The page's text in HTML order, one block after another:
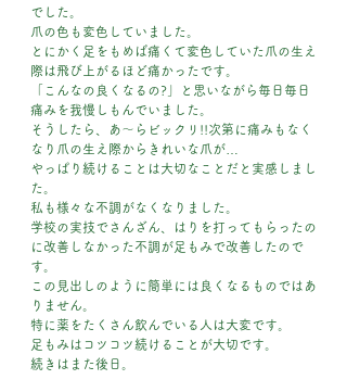
でした。
爪の色も変色していました。
とにかく足をもめば痛くて変色していた爪の生え
際は飛び上がるほど痛かったです。
「こんなの良くなるの?」と思いながら毎日毎日
痛みを我慢しもんでいました。
そうしたら、あ～らビックリ!!次第に痛みもなく
なり爪の生え際からきれいな爪が…
やっぱり続けることは大切なことだと実感しまし
た。
私も様々な不調がなくなりました。
学校の実技でさんざん、はりを打ってもらったの
に改善しなかった不調が足もみで改善したので
す。
この見出しのように簡単には良くなるものではあ
りません。
特に薬をたくさん飲んでいる人は大変です。
足もみはコツコツ続けることが大切です。
続きはまた後日。